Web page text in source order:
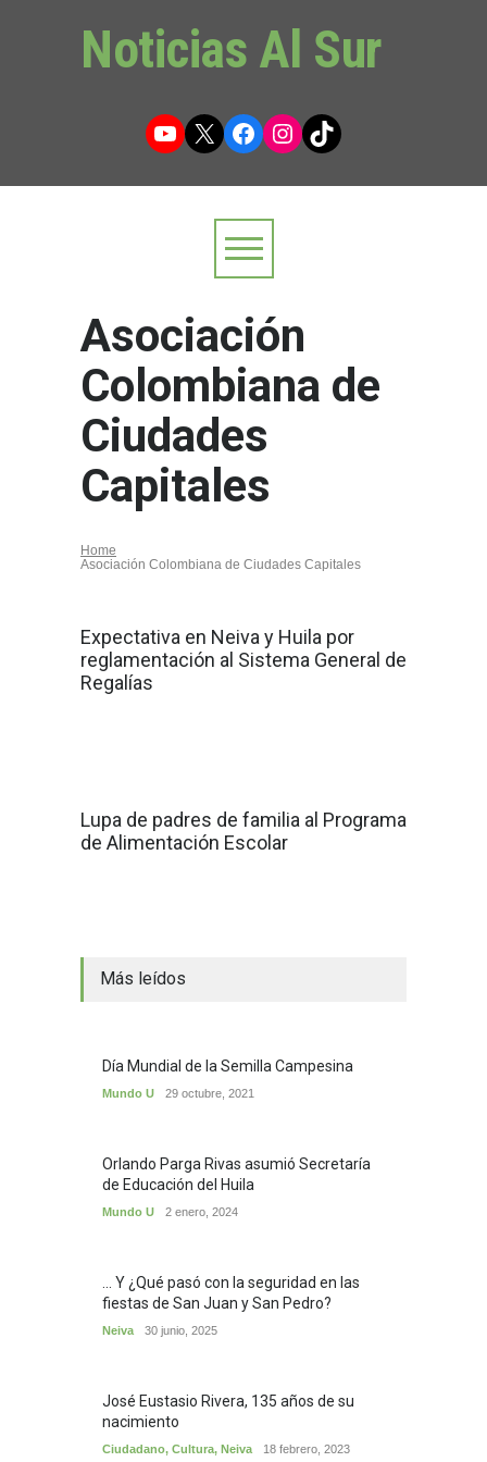
Noticias Al Sur
YouTube
X Facebook
Instagram
TikTok
Asociación
Colombiana de
Ciudades
Capitales
Home
Asociación Colombiana de Ciudades Capitales
Expectativa en Neiva y Huila por
reglamentación al Sistema General de
Regalías
Lupa de padres de familia al Programa
de Alimentación Escolar
Más leídos
Día Mundial de la Semilla Campesina
Mundo U 29 octubre, 2021
Orlando Parga Rivas asumió Secretaría
de Educación del Huila
Mundo U 2 enero, 2024
... Y ¿Qué pasó con la seguridad en las
fiestas de San Juan y San Pedro?
Neiva 30 junio, 2025
José Eustasio Rivera, 135 años de su
nacimiento
Ciudadano, Cultura, Neiva 18 febrero, 2023